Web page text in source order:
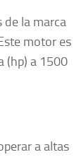
la marca
motor es
(hp) a 1500
a altas